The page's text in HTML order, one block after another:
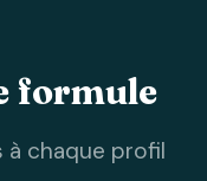
formule
à chaque profil